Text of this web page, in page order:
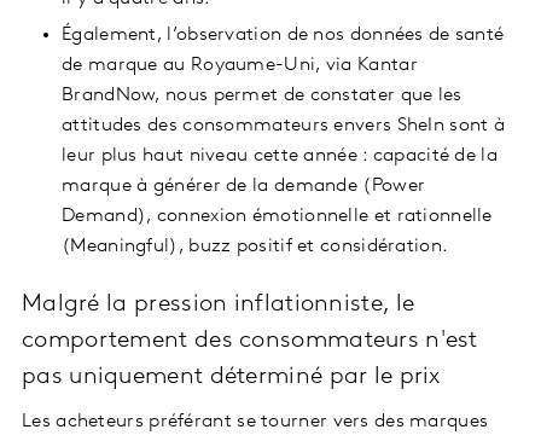
Également, l’observation de nos données de santé
de marque au Royaume-Uni, via Kantar
BrandNow, nous permet de constater que les
attitudes des consommateurs envers SheIn sont à
leur plus haut niveau cette année : capacité de la
marque à générer de la demande (Power
Demand), connexion émotionnelle et rationnelle
(Meaningful), buzz positif et considération.
Malgré la pression inflationniste, le
comportement des consommateurs n'est
pas uniquement déterminé par le prix
Les acheteurs préférant se tourner vers des marques